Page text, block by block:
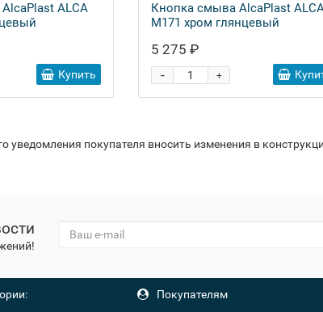
ALCA
Купить
Кнопка смыва AlcaPlast
M171 хром глянцевый
5 275 ₽
+
-
уведомления покупателя вносить изменения в
Покупателям